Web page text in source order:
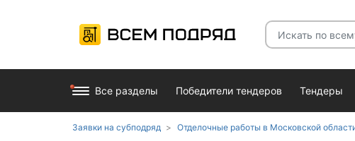
Все разделы Победители тендеров Тендеры
Заявки на субподряд Отделочные работы в Московской